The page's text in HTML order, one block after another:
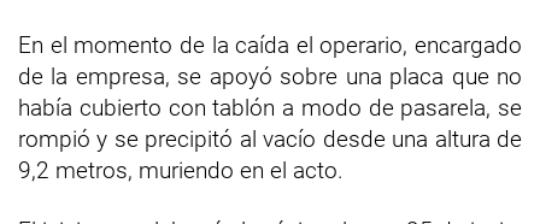
En el momento de la caída el operario, encargado
de la empresa, se apoyó sobre una placa que no
había cubierto con tablón a modo de pasarela, se
rompió y se precipitó al vacío desde una altura de
9,2 metros, muriendo en el acto.